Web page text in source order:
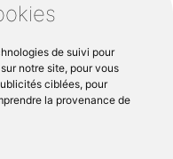
de suivi pour
notre site, pour vous
ciblées, pour
la provenance de